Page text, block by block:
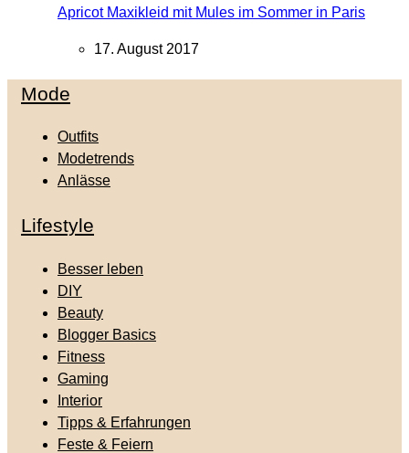
Apricot Maxikleid mit Mules im Sommer in Paris
17. August 2017
Mode
Outfits
Modetrends
Anlässe
Lifestyle
Besser leben
DIY
Beauty
Blogger Basics
Fitness
Gaming
Interior
Tipps & Erfahrungen
Feste & Feiern